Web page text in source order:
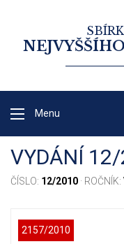
Menu
VYDÁNÍ
ČÍSLO: 12/2010 · ROČNÍK:
2157/2010